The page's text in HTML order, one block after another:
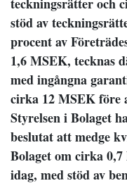
stöd av
procent av
1,6 MSEK, tecknas
med ingångna
cirka 12 MSEK före
Styrelsen i Bolaget
beslutat att medge
Bolaget om cirka
idag, med stöd av